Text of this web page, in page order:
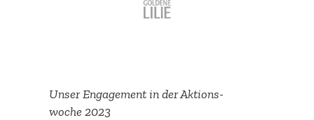
Unser Engagement in der Aktions­
woche 2023